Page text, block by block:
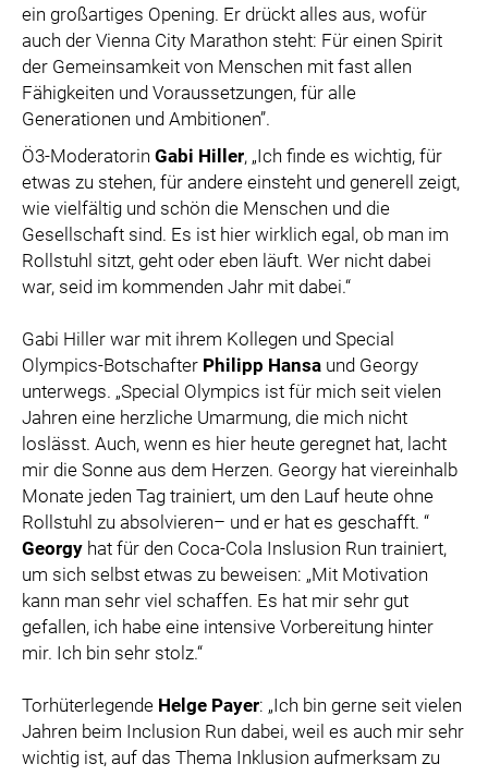
ein großartiges Opening. Er drückt alles aus, wofür
auch der Vienna City Marathon steht: Für einen Spirit
der Gemeinsamkeit von Menschen mit fast allen
Fähigkeiten und Voraussetzungen, für alle
Generationen und Ambitionen”.
Ö3-Moderatorin Gabi Hiller, „Ich finde es wichtig, für
etwas zu stehen, für andere einsteht und generell zeigt,
wie vielfältig und schön die Menschen und die
Gesellschaft sind. Es ist hier wirklich egal, ob man im
Rollstuhl sitzt, geht oder eben läuft. Wer nicht dabei
war, seid im kommenden Jahr mit dabei.“
Gabi Hiller war mit ihrem Kollegen und Special
Olympics-Botschafter Philipp Hansa und Georgy
unterwegs. „Special Olympics ist für mich seit vielen
Jahren eine herzliche Umarmung, die mich nicht
loslässt. Auch, wenn es hier heute geregnet hat, lacht
mir die Sonne aus dem Herzen. Georgy hat viereinhalb
Monate jeden Tag trainiert, um den Lauf heute ohne
Rollstuhl zu absolvieren– und er hat es geschafft. “
Georgy hat für den Coca-Cola Inslusion Run trainiert,
um sich selbst etwas zu beweisen: „Mit Motivation
kann man sehr viel schaffen. Es hat mir sehr gut
gefallen, ich habe eine intensive Vorbereitung hinter
mir. Ich bin sehr stolz.“
Torhüterlegende Helge Payer: „Ich bin gerne seit vielen
Jahren beim Inclusion Run dabei, weil es auch mir sehr
wichtig ist, auf das Thema Inklusion aufmerksam zu